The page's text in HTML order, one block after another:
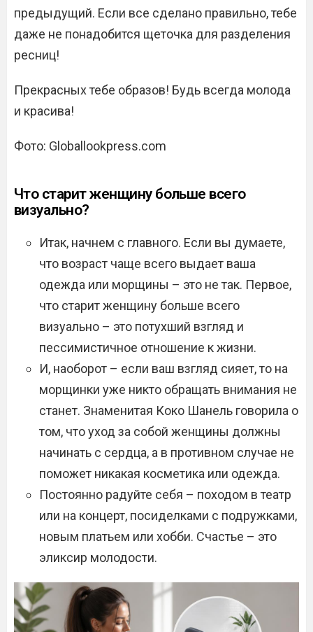
предыдущий. Если все сделано правильно, тебе
даже не понадобится щеточка для разделения
ресниц!
Прекрасных тебе образов! Будь всегда молода
и красива!
Фото: Globallookpress.com
Что старит женщину больше всего
визуально?
Итак, начнем с главного. Если вы думаете,
что возраст чаще всего выдает ваша
одежда или морщины – это не так. Первое,
что старит женщину больше всего
визуально – это потухший взгляд и
пессимистичное отношение к жизни.
И, наоборот – если ваш взгляд сияет, то на
морщинки уже никто обращать внимания не
станет. Знаменитая Коко Шанель говорила о
том, что уход за собой женщины должны
начинать с сердца, а в противном случае не
поможет никакая косметика или одежда.
Постоянно радуйте себя – походом в театр
или на концерт, посиделками с подружками,
новым платьем или хобби. Счастье – это
эликсир молодости.